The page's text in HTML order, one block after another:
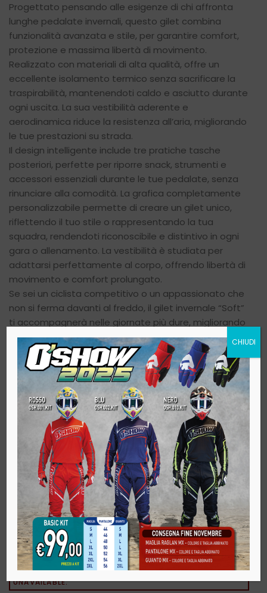
Progettato pensando alle esigenze di chi affronta
lunghe pedalate invernali, questo gilet combina
funzionalità avanzata e stile, per garantire comfort,
protezione e massima libertà di movimento.
Realizzato con materiali di alta qualità, offre un
eccellente isolamento termico senza sacrificare la
traspirabilità, mantenendoti caldo e asciutto durante
ogni uscita. La sua vestibilità aderente e
aerodinamica riduce la resistenza all’aria, migliorando
le tue prestazioni su strada.
Il design intelligente include tre pratiche tasche
posteriori, perfette per riporre snack, strumenti e
accessori essenziali durante le tue pedalate, senza
rinunciare alla comodità. La grafica completamente
personalizzabile permette di creare un gilet unico,
riflettendo il tuo stile o rappresentando la tua
squadra, rendendoti riconoscibile e distintivo in ogni
gara o allenamento. La vestibilità è studiata per
adattarsi perfettamente al corpo, offrendo libertà di
movimento e comfort prolungato.
Se sei un ciclista competitivo o un appassionato che
non si ferma davanti al freddo, il gilet invernale “Soft”
ti accompagnerà nelle giornate più dure, migliorando
le tue performance e facendo trasparire il tuo spirito
di sfida. Scegli l’eccellenza, scegli un gilet che fa la
differenza: il tuo alleato ideale per conquistare ogni
percorso con stile e determinazione!
PRODOTTO PERSONALIZZABILE >>>Scopri come<<<
THIS PRODUCT IS CURRENTLY OUT OF STOCK AND
UNAVAILABLE.
CHIUDI